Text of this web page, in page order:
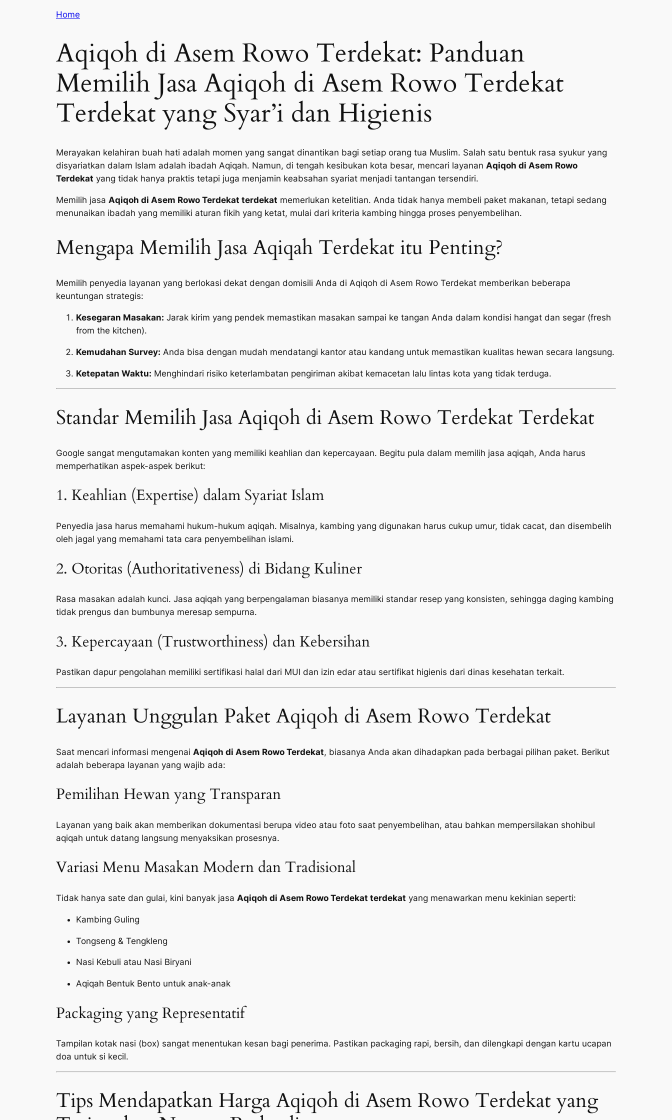
Home
Aqiqoh di Asem Rowo Terdekat: Panduan
Memilih Jasa Aqiqoh di Asem Rowo Terdekat
Terdekat yang Syar’i dan Higienis
Merayakan kelahiran buah hati adalah momen yang sangat dinantikan bagi setiap orang tua Muslim. Salah satu bentuk rasa syukur yang
disyariatkan dalam Islam adalah ibadah Aqiqah. Namun, di tengah kesibukan kota besar, mencari layanan Aqiqoh di Asem Rowo
Terdekat yang tidak hanya praktis tetapi juga menjamin keabsahan syariat menjadi tantangan tersendiri.
Memilih jasa Aqiqoh di Asem Rowo Terdekat terdekat memerlukan ketelitian. Anda tidak hanya membeli paket makanan, tetapi sedang
menunaikan ibadah yang memiliki aturan fikih yang ketat, mulai dari kriteria kambing hingga proses penyembelihan.
Mengapa Memilih Jasa Aqiqah Terdekat itu Penting?
Memilih penyedia layanan yang berlokasi dekat dengan domisili Anda di Aqiqoh di Asem Rowo Terdekat memberikan beberapa
keuntungan strategis:
Kesegaran Masakan: Jarak kirim yang pendek memastikan masakan sampai ke tangan Anda dalam kondisi hangat dan segar (fresh
from the kitchen).
Kemudahan Survey: Anda bisa dengan mudah mendatangi kantor atau kandang untuk memastikan kualitas hewan secara langsung.
Ketepatan Waktu: Menghindari risiko keterlambatan pengiriman akibat kemacetan lalu lintas kota yang tidak terduga.
Standar Memilih Jasa Aqiqoh di Asem Rowo Terdekat Terdekat
Google sangat mengutamakan konten yang memiliki keahlian dan kepercayaan. Begitu pula dalam memilih jasa aqiqah, Anda harus
memperhatikan aspek-aspek berikut:
1. Keahlian (Expertise) dalam Syariat Islam
Penyedia jasa harus memahami hukum-hukum aqiqah. Misalnya, kambing yang digunakan harus cukup umur, tidak cacat, dan disembelih
oleh jagal yang memahami tata cara penyembelihan islami.
2. Otoritas (Authoritativeness) di Bidang Kuliner
Rasa masakan adalah kunci. Jasa aqiqah yang berpengalaman biasanya memiliki standar resep yang konsisten, sehingga daging kambing
tidak prengus dan bumbunya meresap sempurna.
3. Kepercayaan (Trustworthiness) dan Kebersihan
Pastikan dapur pengolahan memiliki sertifikasi halal dari MUI dan izin edar atau sertifikat higienis dari dinas kesehatan terkait.
Layanan Unggulan Paket Aqiqoh di Asem Rowo Terdekat
Saat mencari informasi mengenai Aqiqoh di Asem Rowo Terdekat, biasanya Anda akan dihadapkan pada berbagai pilihan paket. Berikut
adalah beberapa layanan yang wajib ada:
Pemilihan Hewan yang Transparan
Layanan yang baik akan memberikan dokumentasi berupa video atau foto saat penyembelihan, atau bahkan mempersilakan shohibul
aqiqah untuk datang langsung menyaksikan prosesnya.
Variasi Menu Masakan Modern dan Tradisional
Tidak hanya sate dan gulai, kini banyak jasa Aqiqoh di Asem Rowo Terdekat terdekat yang menawarkan menu kekinian seperti:
Kambing Guling
Tongseng & Tengkleng
Nasi Kebuli atau Nasi Biryani
Aqiqah Bentuk Bento untuk anak-anak
Packaging yang Representatif
Tampilan kotak nasi (box) sangat menentukan kesan bagi penerima. Pastikan packaging rapi, bersih, dan dilengkapi dengan kartu ucapan
doa untuk si kecil.
Tips Mendapatkan Harga Aqiqoh di Asem Rowo Terdekat yang